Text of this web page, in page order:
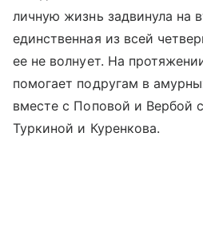
личную жизнь задвинула на
единственная из всей
ее не волнует. На
помогает подругам в
вместе с Поповой и Вербой
Туркиной и Куренкова.